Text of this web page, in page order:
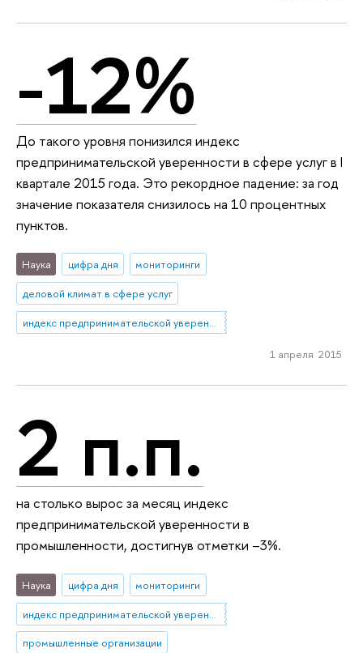
-12%
До такого уровня понизился индекс
предпринимательской уверенности в сфере услуг в I
квартале 2015 года. Это рекордное падение: за год
значение показателя снизилось на 10 процентных
пунктов.
Наука цифра дня
мониторинги
деловой климат в сфере услуг
индекс предпринимательской уверенности
1 апреля 2015
2 п.п.
на столько вырос за месяц индекс
предпринимательской уверенности в
промышленности, достигнув отметки –3%.
Наука цифра дня
мониторинги
промышленные организации